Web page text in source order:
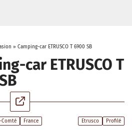
»Camping-car ETRUSCO T 6900 SB
car ETRUSCO T
Comté France Etrusco Profilé